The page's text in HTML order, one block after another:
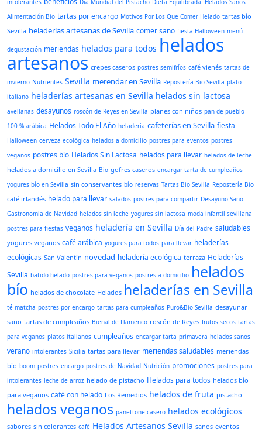
intolerantes Día Mundial del Pistacho Dieta Equilibrada. Helados Sanos
Alimentación Bio tartas por encargo Motivos Por Los Que Comer Helado tartas bío
Sevilla heladerías artesanas de Sevilla comer sano fiesta Halloween menú
degustación meriendas helados para todos helados
artesanos crepes caseros postres semifríos café vienés tartas de
invierno Nutrientes Sevilla merendar en Sevilla Repostería Bio Sevilla plato
italiano heladerías artesanas en Sevilla helados sin lactosa
avellanas desayunos roscón de Reyes en Sevilla planes con niños pan de pueblo
100 % arábica Helados Todo El Año heladería cafeterías en Sevilla fiesta
Halloween cerveza ecológica helados a domicilio postres para eventos postres
veganos postres bío Helados Sin Lactosa helados para llevar helados de leche
helados a domicilio en Sevilla Bio gofres caseros encargar tarta de cumpleaños
yogures bío en Sevilla sin conservantes bío reservas Tartas Bio Sevilla Repostería Bio
café irlandés helado para llevar salados postres para compartir Desayuno Sano
Gastronomía de Navidad helados sin leche yogures sin lactosa moda infantil sevillana
postres para fiestas veganos heladería en Sevilla Día del Padre saludables
yogures veganos café arábica yogures para todos para llevar heladerías
ecológicas San Valentín novedad heladería ecológica terraza Heladerías
Sevilla batido helado postres para veganos postres a domicilio helados
bío helados de chocolate Helados heladerías en Sevilla
té matcha postres por encargo tartas para cumpleaños Puro&Bio Sevilla desayunar
sano tartas de cumpleaños Bienal de Flamenco roscón de Reyes frutos secos tartas
para veganos platos italianos cumpleaños encargar tarta primavera helados sanos
verano intolerantes Sicilia tartas para llevar meriendas saludables meriendas
bío boom postres encargo postres de Navidad Nutrición promociones postres para
intolerantes leche de arroz helado de pistacho Helados para todos helados bío
para veganos café con helado Los Remedios helados de fruta pistacho
helados veganos panettone casero helados ecológicos
sabores sin colorantes café Helados Artesanos Sevilla sanos eventos